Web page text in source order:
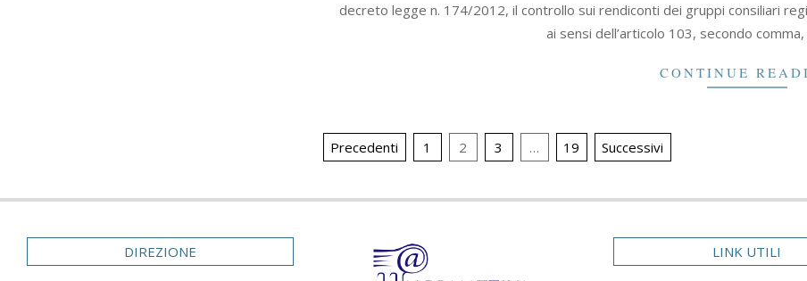
26
decreto legge n. 174/2012, il controllo sui rendiconti dei gruppi consiliari
ai sensi dell’articolo 103, secondo
CONTINUE
Paginazione
articoli
Precedenti 1 2 3 … 19 Successivi
DIREZIONE LINK UTILI